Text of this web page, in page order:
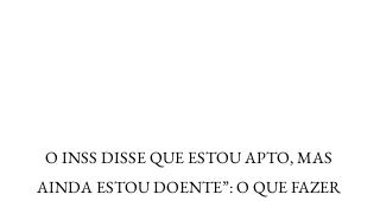
O INSS DISSE QUE ESTOU APTO, MAS
AINDA ESTOU DOENTE”: O QUE FAZER